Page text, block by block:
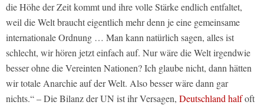
die Höhe der Zeit kommt und ihre volle Stärke endlich entfaltet,
weil die Welt braucht eigentlich mehr denn je eine gemeinsame
internationale Ordnung … Man kann natürlich sagen, alles ist
schlecht, wir hören jetzt einfach auf. Nur wäre die Welt irgendwie
besser ohne die Vereinten Nationen? Ich glaube nicht, dann hätten
wir totale Anarchie auf der Welt. Also besser wäre dann gar
nichts.“ – Die Bilanz der UN ist ihr Versagen, Deutschland halfoft